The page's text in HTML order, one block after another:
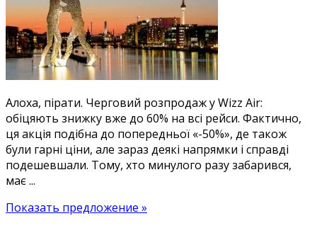
знижки
60%
у
Wizz
Air:
квитки
до
Кракова
700₴,
Берліна
700₴,
Алоха, пірати. Черговий розпродаж у Wizz Air:
обіцяють знижку вже до 60% на всі рейси. Фактично,
ця акція подібна до попередньої «-50%», де також
були гарні ціни, але зараз деякі напрямки і справді
подешевшали. Тому, хто минулого разу забарився,
має ...
Показать предложение »